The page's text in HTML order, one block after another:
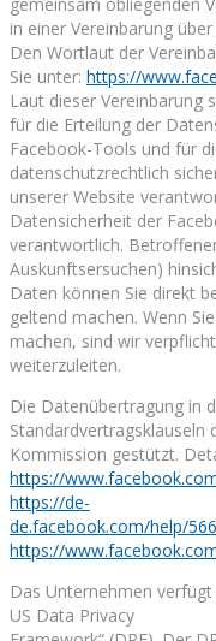
in einer Vereinbarung
Den Wortlaut der
Sie unter: https://
Laut dieser Vereinbarung
für die Erteilung der
Facebook-Tools und für
datenschutzrechtlich
unserer Website
Datensicherheit der
verantwortlich.
Auskunftsersuchen)
Daten können Sie direkt
geltend machen. Wenn
machen, sind wir
weiterzuleiten.
Die Datenübertragung in
Standardvertragsklauseln
Kommission gestützt.
https://
https://de-
de.facebook.com/help/
https://
Das Unternehmen
US Data Privacy